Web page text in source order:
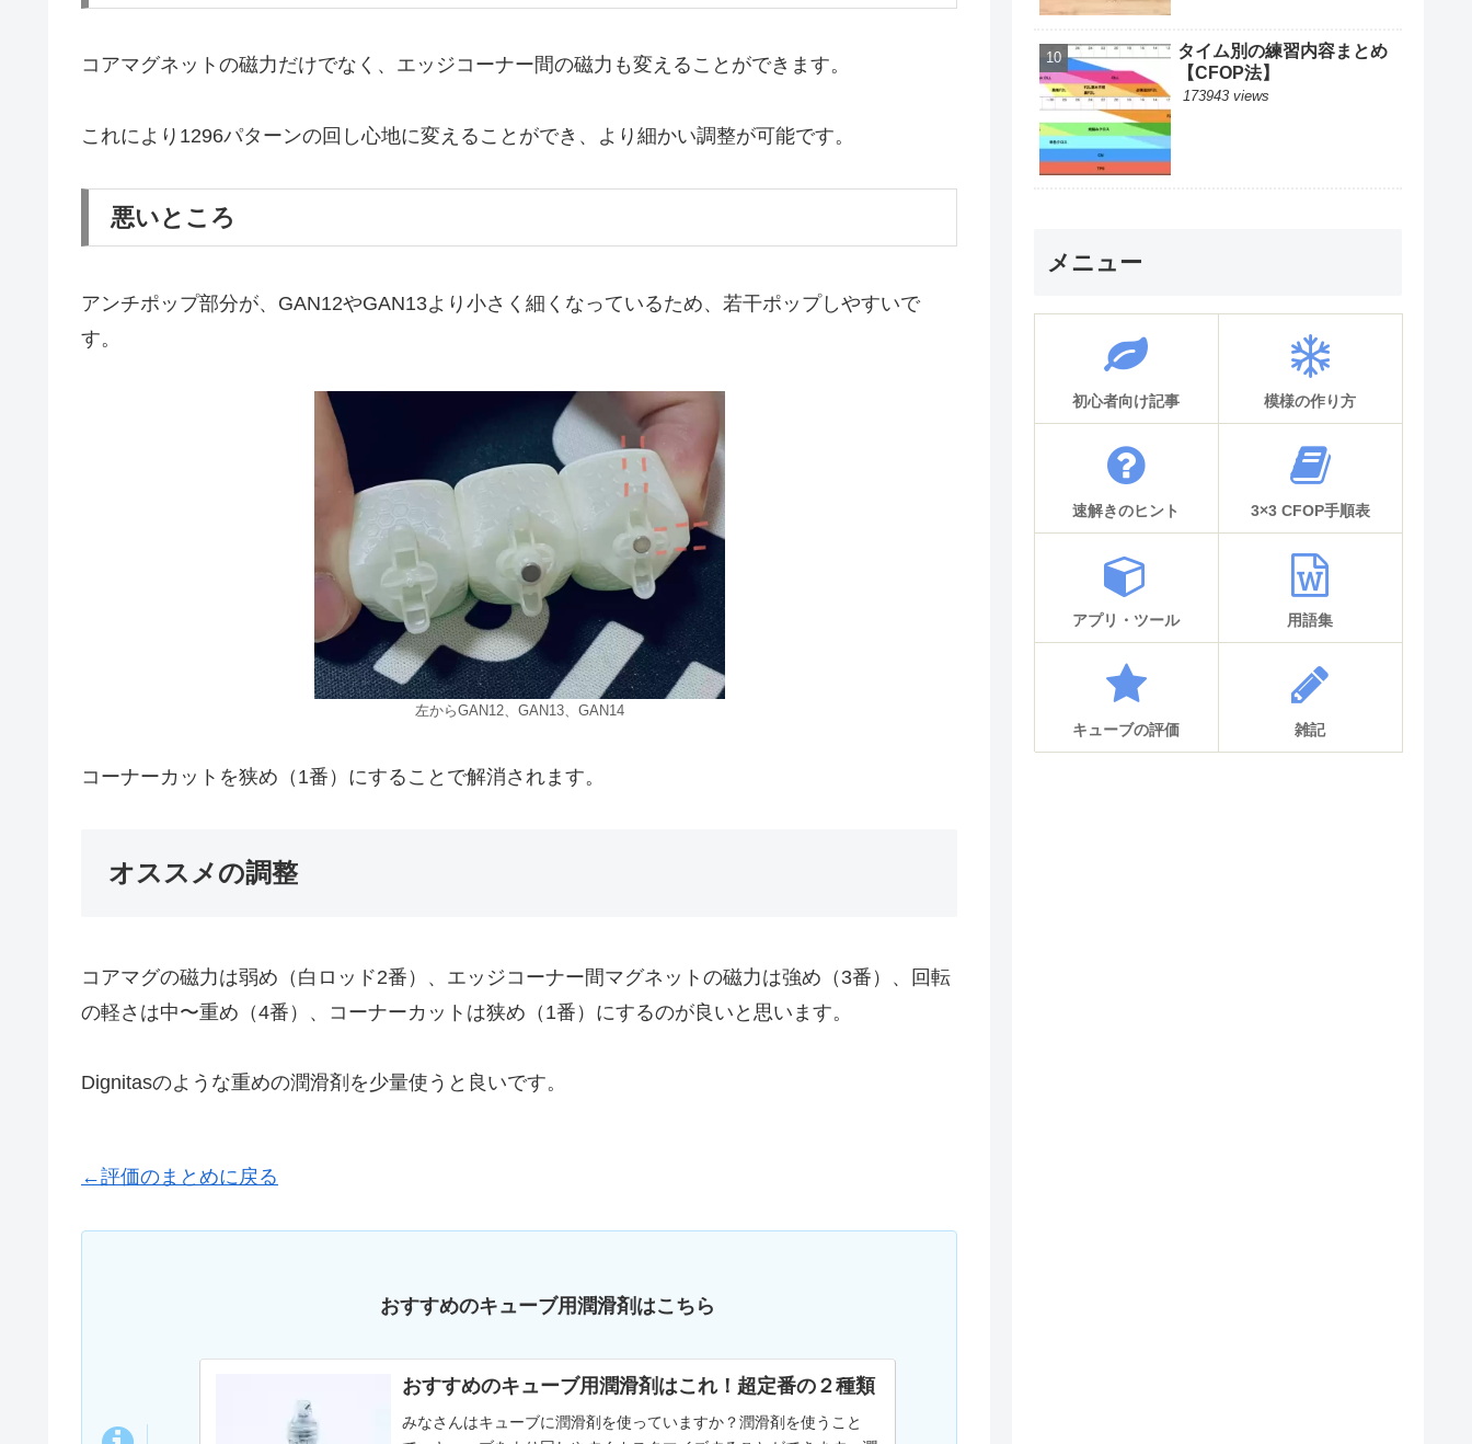
コアマグネットの磁力だけでなく、エッジコーナー間の磁力も変えることができます。
これにより1296パターンの回し心地に変えることができ、より細かい調整が可能です。
悪いところ
アンチポップ部分が、GAN12やGAN13より小さく細くなっているため、若干ポップしやすいで
す。
左からGAN12、GAN13、GAN14
コーナーカットを狭め（1番）にすることで解消されます。
オススメの調整
コアマグの磁力は弱め（白ロッド2番）、エッジコーナー間マグネットの磁力は強め（3番）、回転
の軽さは中〜重め（4番）、コーナーカットは狭め（1番）にするのが良いと思います。
Dignitasのような重めの潤滑剤を少量使うと良いです。
←評価のまとめに戻る
おすすめのキューブ用潤滑剤はこちら
おすすめのキューブ用潤滑剤はこれ！超定番の２種類
みなさんはキューブに潤滑剤を使っていますか？潤滑剤を使うこと
タイム別の練習内容まとめ
【CFOP法】
173943 views
メニュー
初心者向け記事 模様の作り方
速解きのヒント 3×3 CFOP手順表
アプリ・ツール 用語集
キューブの評価 雑記